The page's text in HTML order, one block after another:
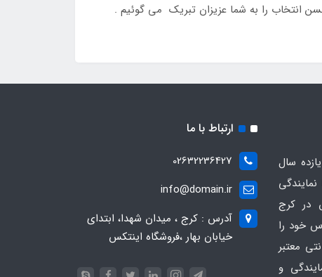
انتخاب را به شما عزیزان تبریک می گوئیم .
سال
در کرج
خود را
معتبر
و
ارتباط با ما
02632236427
info@domain.ir
آدرس : کرج ، میدان شهدا، ابتدای
خیابان بهار ،فروشگاه اینتکس